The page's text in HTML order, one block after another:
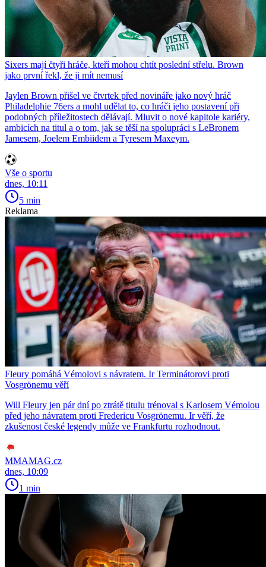
Sixers mají čtyři hráče, kteří mohou chtít poslední střelu. Brown
jako první řekl, že ji mít nemusí
Jaylen Brown přišel ve čtvrtek před novináře jako nový hráč
Philadelphie 76ers a mohl udělat to, co hráči jeho postavení při
podobných příležitostech dělávají. Mluvit o nové kapitole kariéry,
ambicích na titul a o tom, jak se těší na spolupráci s LeBronem
Jamesem, Joelem Embiidem a Tyresem Maxeym.
Vše o sportu
dnes, 10:11
5 min
Reklama
Fleury pomáhá Vémolovi s návratem. Ir Terminátorovi proti
Vosgrönemu věří
Will Fleury jen pár dní po ztrátě titulu trénoval s Karlosem Vémolou
před jeho návratem proti Fredericu Vosgrönemu. Ir věří, že
zkušenost české legendy může ve Frankfurtu rozhodnout.
MMAMAG.cz
dnes, 10:09
1 min